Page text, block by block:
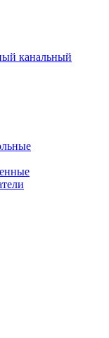
канальный